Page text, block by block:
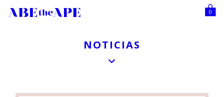
0
NOTICIAS